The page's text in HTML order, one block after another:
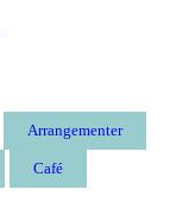
Arrangementer
Café